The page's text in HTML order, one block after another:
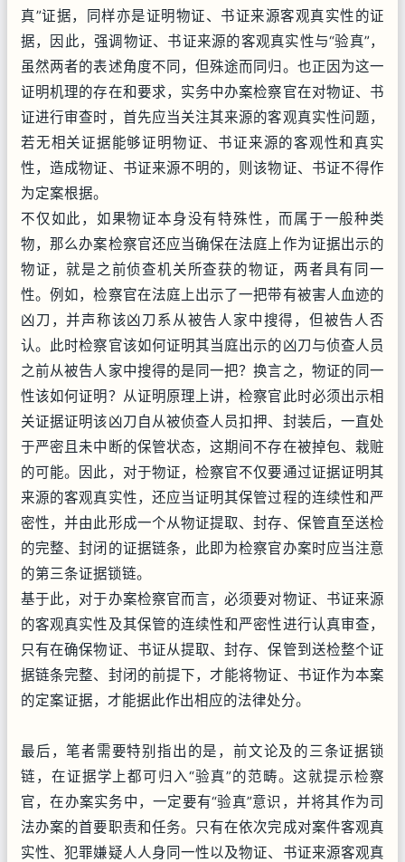
真”证据，同样亦是证明物证、书证来源客观真实性的证
据，因此，强调物证、书证来源的客观真实性与“验真”，
虽然两者的表述角度不同，但殊途而同归。也正因为这一
证明机理的存在和要求，实务中办案检察官在对物证、书
证进行审查时，首先应当关注其来源的客观真实性问题，
若无相关证据能够证明物证、书证来源的客观性和真实
性，造成物证、书证来源不明的，则该物证、书证不得作
为定案根据。
不仅如此，如果物证本身没有特殊性，而属于一般种类
物，那么办案检察官还应当确保在法庭上作为证据出示的
物证，就是之前侦查机关所查获的物证，两者具有同一
性。例如，检察官在法庭上出示了一把带有被害人血迹的
凶刀，并声称该凶刀系从被告人家中搜得，但被告人否
认。此时检察官该如何证明其当庭出示的凶刀与侦查人员
之前从被告人家中搜得的是同一把？换言之，物证的同一
性该如何证明？从证明原理上讲，检察官此时必须出示相
关证据证明该凶刀自从被侦查人员扣押、封装后，一直处
于严密且未中断的保管状态，这期间不存在被掉包、栽赃
的可能。因此，对于物证，检察官不仅要通过证据证明其
来源的客观真实性，还应当证明其保管过程的连续性和严
密性，并由此形成一个从物证提取、封存、保管直至送检
的完整、封闭的证据链条，此即为检察官办案时应当注意
的第三条证据锁链。
基于此，对于办案检察官而言，必须要对物证、书证来源
的客观真实性及其保管的连续性和严密性进行认真审查，
只有在确保物证、书证从提取、封存、保管到送检整个证
据链条完整、封闭的前提下，才能将物证、书证作为本案
的定案证据，才能据此作出相应的法律处分。
最后，笔者需要特别指出的是，前文论及的三条证据锁
链，在证据学上都可归入“验真”的范畴。这就提示检察
官，在办案实务中，一定要有“验真”意识，并将其作为司
法办案的首要职责和任务。只有在依次完成对案件客观真
实性、犯罪嫌疑人人身同一性以及物证、书证来源客观真